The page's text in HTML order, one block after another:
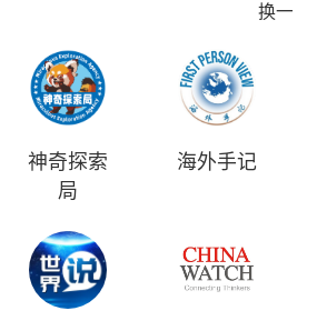
换一批
神奇探索
局
海外手记